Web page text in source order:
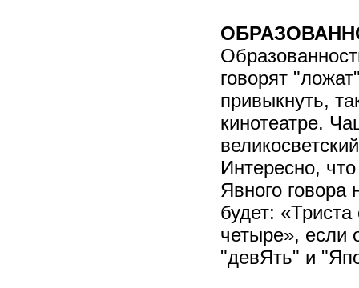
говорят
привыкнуть,
кинотеатре.
Интересно,
Явного говора
будет:
четыре», если
"девЯть" и